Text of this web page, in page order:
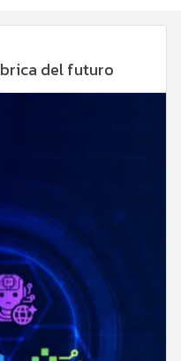
del futuro